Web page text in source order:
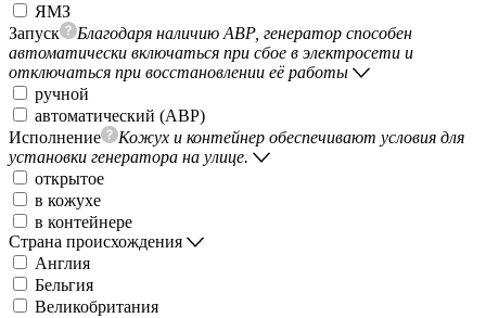
ЯМЗ
Запуск
Благодаря наличию АВР, генератор способен
автоматически включаться при сбое в электросети и
отключаться при восстановлении её работы
ручной
автоматический (АВР)
Исполнение
Кожух и контейнер обеспечивают условия для
установки генератора на улице.
открытое
в кожухе
в контейнере
Страна происхождения
Англия
Бельгия
Великобритания